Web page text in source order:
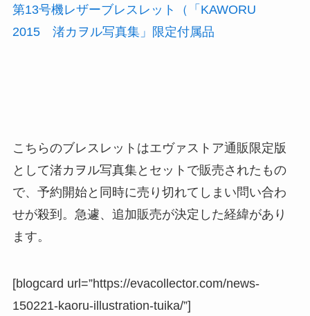
第13号機レザーブレスレット（「KAWORU
2015 渚カヲル写真集」限定付属品
こちらのブレスレットはエヴァストア通販限定版
として渚カヲル写真集とセットで販売されたもの
で、予約開始と同時に売り切れてしまい問い合わ
せが殺到。急遽、追加販売が決定した経緯があり
ます。
[blogcard url=”https://evacollector.com/news-
150221-kaoru-illustration-tuika/”]